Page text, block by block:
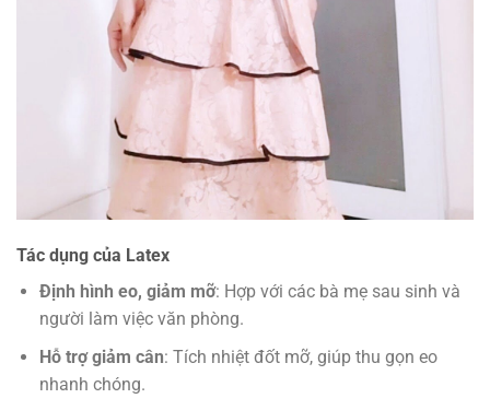
Tác dụng của Latex
Định hình eo, giảm mỡ: Hợp với các bà mẹ sau sinh và
người làm việc văn phòng.
Hỗ trợ giảm cân: Tích nhiệt đốt mỡ, giúp thu gọn eo
nhanh chóng.